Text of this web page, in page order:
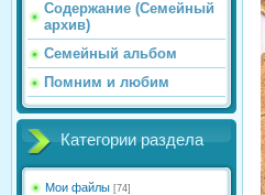
Содержание (Семейный
архив)
Семейный альбом
Помним и любим
Категории раздела
Мои файлы [74]